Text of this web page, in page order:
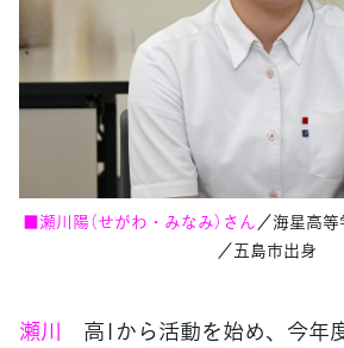
■瀬川陽（せがわ・みなみ）さん／海星高
／五島市出身
瀬川 高1から活動を始め、今年